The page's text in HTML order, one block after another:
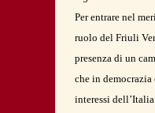
Per entrare nel
ruolo del Friuli
presenza di un
che in
interessi